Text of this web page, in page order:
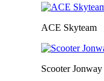
ACE Skyteam
Scooter Jonway